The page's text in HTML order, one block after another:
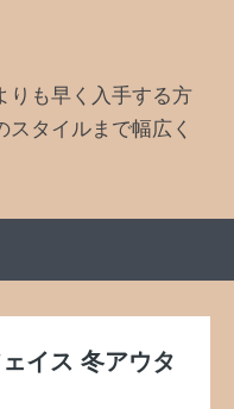
りも早く入手する方
タイルまで幅広く
イス 冬アウタ